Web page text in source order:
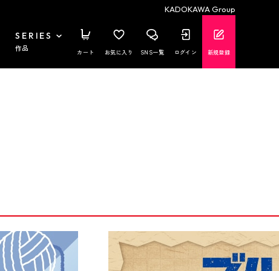
KADOKAWA Group
SERIES
作品 カート お気に入り SNS一覧 ログイン 新規登録